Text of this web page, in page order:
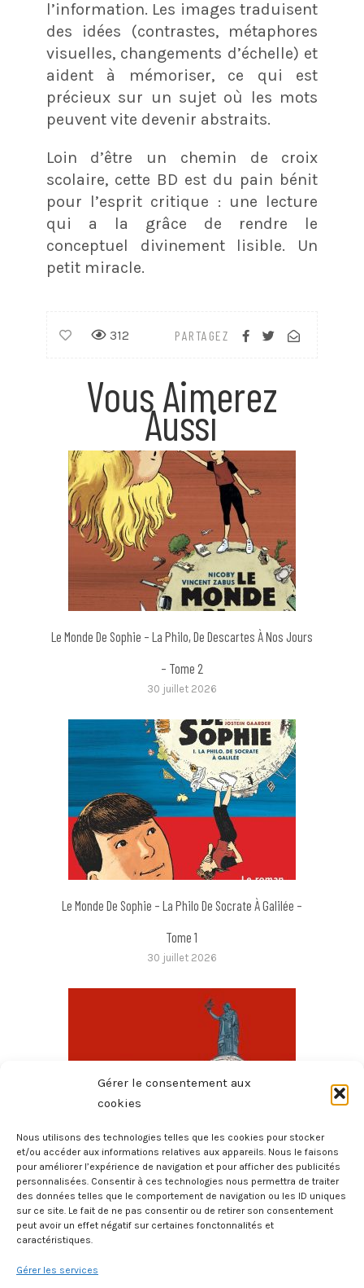
Gérer le consentement aux
cookies
Nous utilisons des technologies telles que les cookies pour stocker
et/ou accéder aux informations relatives aux appareils. Nous le faisons
pour améliorer l’expérience de navigation et pour afficher des publicités
personnalisées. Consentir à ces technologies nous permettra de traiter
des données telles que le comportement de navigation ou les ID uniques
sur ce site. Le fait de ne pas consentir ou de retirer son consentement
peut avoir un effet négatif sur certaines fonctonnalités et
caractéristiques.
Gérer les services
l’information. Les images traduisent
des idées (contrastes, métaphores
visuelles, changements d’échelle) et
aident à mémoriser, ce qui est
précieux sur un sujet où les mots
peuvent vite devenir abstraits.
Loin d’être un chemin de croix
scolaire, cette BD est du pain bénit
pour l’esprit critique : une lecture
qui a la grâce de rendre le
conceptuel divinement lisible. Un
petit miracle.
PARTAGEZ
312
Vous Aimerez
Aussi
Le Monde De Sophie – La Philo, De Descartes À Nos Jours
– Tome 2
30 juillet 2026
Le Monde De Sophie – La Philo De Socrate À Galilée –
Tome 1
30 juillet 2026
Toute La Philo En BD – L’État
8 février 2026